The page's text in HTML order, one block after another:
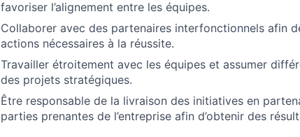
favoriser l’alignement entre les équipes.
Collaborer avec des partenaires interfonctionnels afin
actions nécessaires à la réussite.
Travailler étroitement avec les équipes et assumer
des projets stratégiques.
Être responsable de la livraison des initiatives en
parties prenantes de l’entreprise afin d’obtenir des